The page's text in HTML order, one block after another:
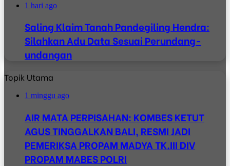
1 hari ago
Saling Klaim Tanah Pandegiling Hendra:
Silahkan Adu Data Sesuai Perundang-
undangan
Topik Utama
1 minggu ago
AIR MATA PERPISAHAN: KOMBES KETUT
AGUS TINGGALKAN BALI, RESMI JADI
PEMERIKSA PROPAM MADYA TK.III DIV
PROPAM MABES POLRI